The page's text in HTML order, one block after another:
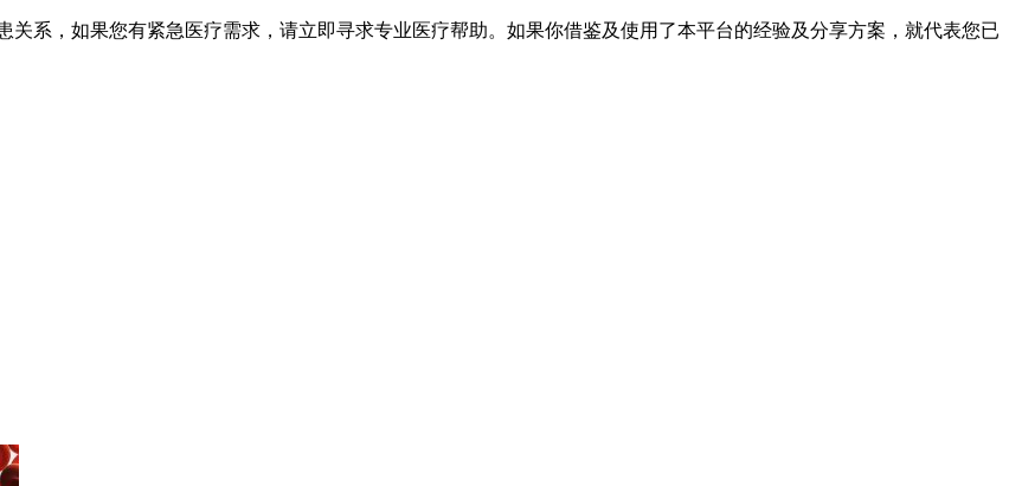
系，如果您有紧急医疗需求，请立即寻求专业医疗帮助。如果你借鉴及使用了本平台的经验及分享方案，就代表您已